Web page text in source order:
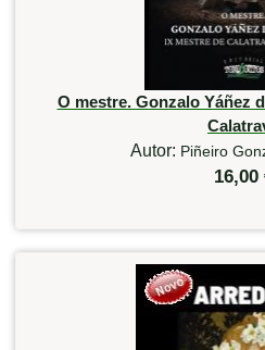
O mestre. Gonzalo Yáñez
Autor: Piñeiro
16,00